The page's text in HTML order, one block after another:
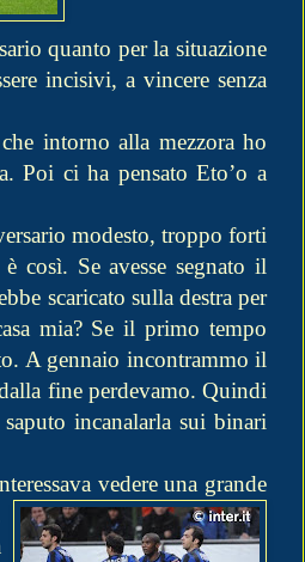
quanto per la situazione
incisivi, a vincere senza
intorno alla mezzora ho
Poi ci ha pensato Eto’o a
modesto, troppo forti
così. Se avesse segnato il
scaricato sulla destra per
mia? Se il primo tempo
A gennaio incontrammo il
fine perdevamo. Quindi
incanalarla sui binari
a vedere una grande